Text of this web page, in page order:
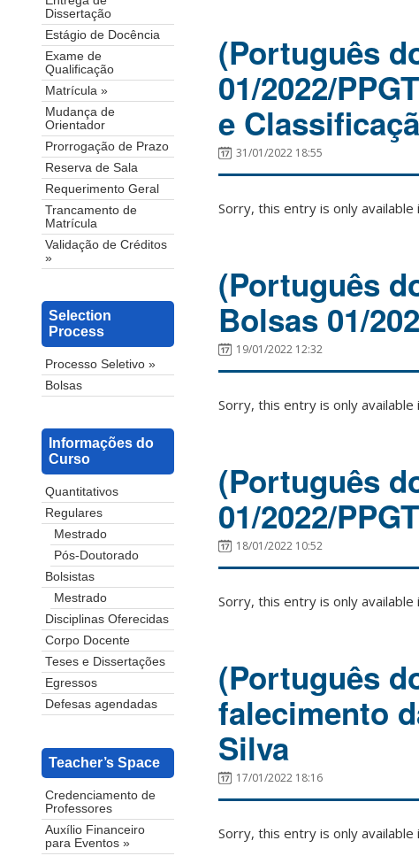
Dissertação
Estágio de Docência
Exame de
Qualificação
Matrícula »
Mudança de
Orientador
Prorrogação de Prazo
Reserva de Sala
Requerimento Geral
Trancamento de
Matrícula
Validação de Créditos
»
Selection
Process
Processo Seletivo »
Bolsas
Informações do
Curso
Quantitativos
Regulares
Mestrado
Pós-Doutorado
Bolsistas
Mestrado
Disciplinas Oferecidas
Corpo Docente
Teses e Dissertações
Egressos
Defesas agendadas
Teacher’s Space
Credenciamento de
Professores
Auxílio Financeiro
para Eventos »
(Português
01/2022/
e
31/01/2022 18:55
Sorry, this entry is only available
(Português
Bolsas 01/
19/01/2022 12:32
Sorry, this entry is only available
(Português
01/2022/
18/01/2022 10:52
Sorry, this entry is only available
(Português
falecimento
Silva
17/01/2022 18:16
Sorry, this entry is only available